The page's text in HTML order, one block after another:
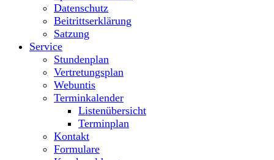
Datenschutz
Beitrittserklärung
Satzung
Service
Stundenplan
Vertretungsplan
Webuntis
Terminkalender
Listenübersicht
Terminplan
Kontakt
Formulare